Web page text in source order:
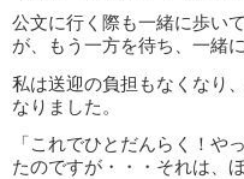
公文に行く際も一緒に歩い
が、もう一方を待ち、一緒
私は送迎の負担もなくなり
なりました。
「これでひとだんらく！や
たのですが・・・それは、